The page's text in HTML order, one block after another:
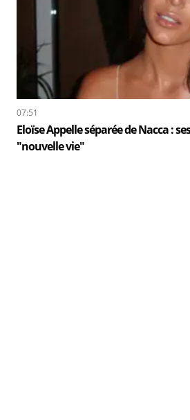
07:51
Eloïse Appelle séparée de Nacca :
"nouvelle vie"